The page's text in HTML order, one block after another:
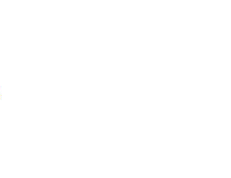
dan Berbangsa